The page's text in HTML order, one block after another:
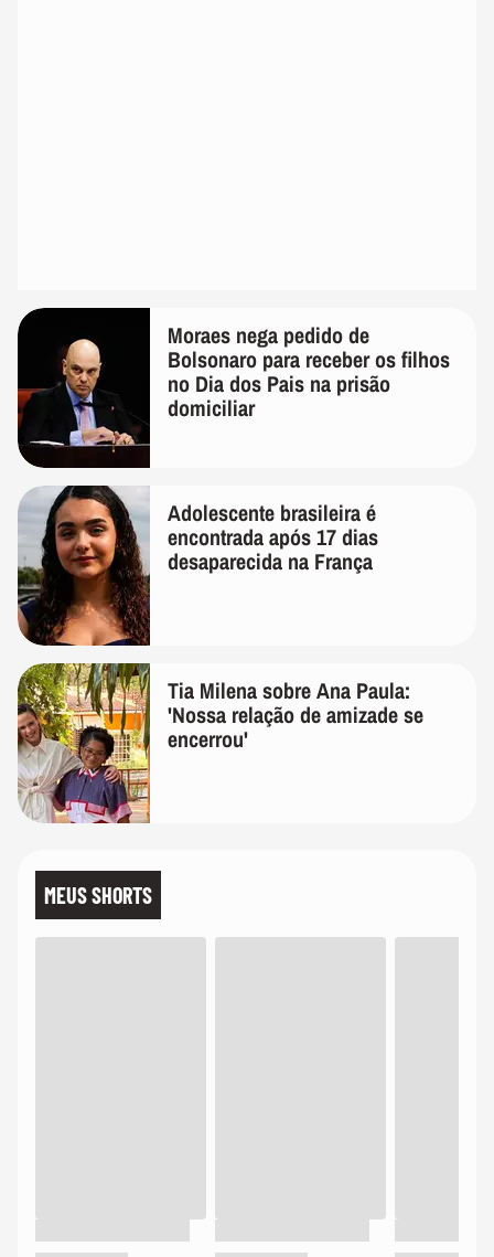
Moraes nega pedido de
Bolsonaro para receber os filhos
no Dia dos Pais na prisão
domiciliar
Adolescente brasileira é
encontrada após 17 dias
desaparecida na França
Tia Milena sobre Ana Paula:
'Nossa relação de amizade se
encerrou'
MEUS SHORTS